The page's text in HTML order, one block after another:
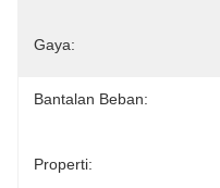
Gaya:
Bantalan Beban:
Properti: